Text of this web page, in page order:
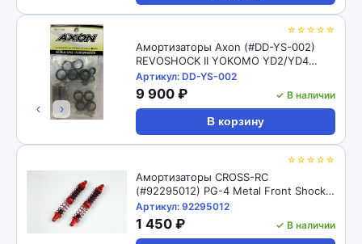
☆☆☆☆☆
‹ ›
Амортизаторы Axon (#DD-YS-002)
REVOSHOCK II YOKOMO YD2/YD4
12/16
Артикул: DD-YS-002
9 900 ₽ ✓ В наличии
В корзину
☆☆☆☆☆
Амортизаторы CROSS-RC
(#92295012) PG-4 Metal Front Shock
98mm
Артикул: 92295012
1 450 ₽ ✓ В наличии